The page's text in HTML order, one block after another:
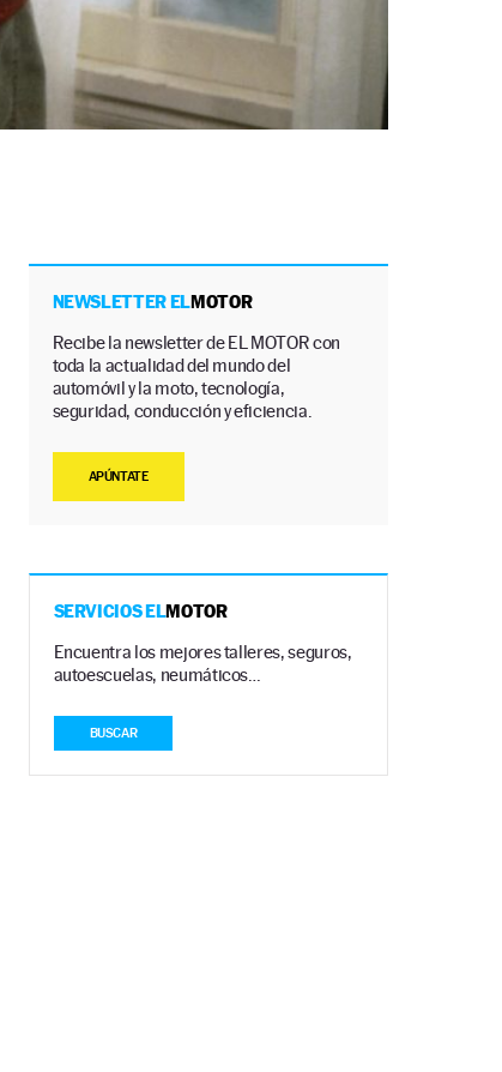
NEWSLETTER ELMOTOR
Recibe la newsletter de EL MOTOR con
toda la actualidad del mundo del
automóvil y la moto, tecnología,
seguridad, conducción y eficiencia.
APÚNTATE
SERVICIOS ELMOTOR
Encuentra los mejores talleres, seguros,
autoescuelas, neumáticos…
BUSCAR